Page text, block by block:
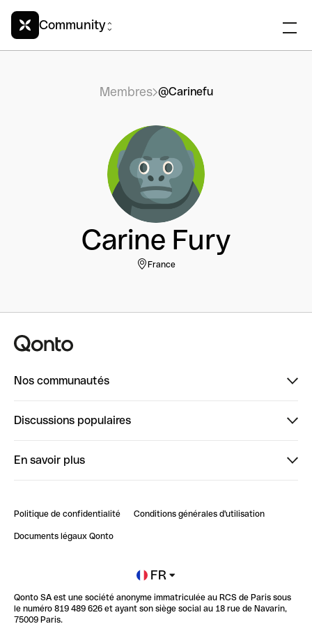
Community
Membres @Carinefu
Carine Fury
France
Nos communautés
ClubQonto
Discussions populaires
Impact de l'IA sur les carrières/productivité
En savoir plus
Blog
Newsroom
Glossaire finance
Politique de confidentialité Conditions générales d'utilisation
Documents légaux Qonto
FR
Qonto SA est une société anonyme immatriculée au RCS de Paris sous
le numéro 819 489 626 et ayant son siège social au 18 rue de Navarin,
75009 Paris.